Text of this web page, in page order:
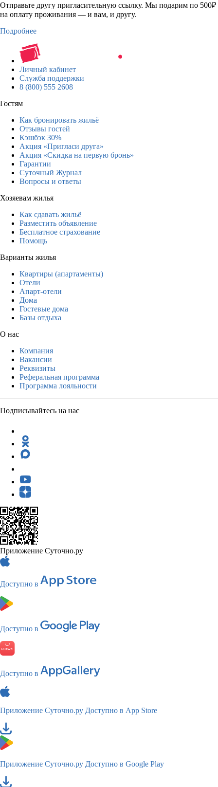
Отправьте другу пригласительную ссылку. Мы подарим по 500₽
на оплату проживания — и вам, и другу.
Подробнее
Личный кабинет
Служба поддержки
8 (800) 555 2608
Гостям
Как бронировать жильё
Отзывы гостей
Кэшбэк 30%
Акция «Пригласи друга»
Акция «Скидка на первую бронь»
Гарантии
Суточный Журнал
Вопросы и ответы
Хозяевам жилья
Как сдавать жильё
Разместить объявление
Бесплатное страхование
Помощь
Варианты жилья
Квартиры (апартаменты)
Отели
Апарт-отели
Дома
Гостевые дома
Базы отдыха
О нас
Компания
Вакансии
Реквизиты
Реферальная программа
Программа лояльности
Подписывайтесь на нас
Приложение Суточно.ру
Доступно в
Доступно в
Доступно в
Приложение Суточно.ру Доступно в App Store
Приложение Суточно.ру Доступно в Google Play